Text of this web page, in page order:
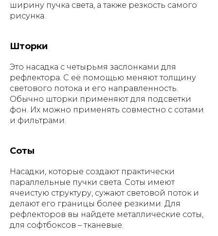
ширину пучка света, а также резкость самого
рисунка.
Шторки
Это насадка с четырьмя заслонками для
рефлектора. С её помощью меняют толщину
светового потока и его направленность.
Обычно шторки применяют для подсветки
фон. Их можно применять совместно с сотами
и фильтрами.
Соты
Насадки, которые создают практически
параллельные пучки света. Соты имеют
ячеистую структуру, сужают световой поток и
делают его границы более резкими. Для
рефлекторов вы найдете металлические соты,
для софтбоксов – тканевые.